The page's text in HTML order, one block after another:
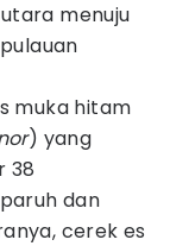
menuju
muka hitam
) yang
38
dan
cerek es